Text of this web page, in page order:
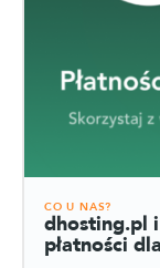
CO U NAS?
dhosting.pl i
płatności